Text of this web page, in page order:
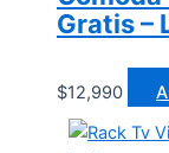
Gratis –
$12,990